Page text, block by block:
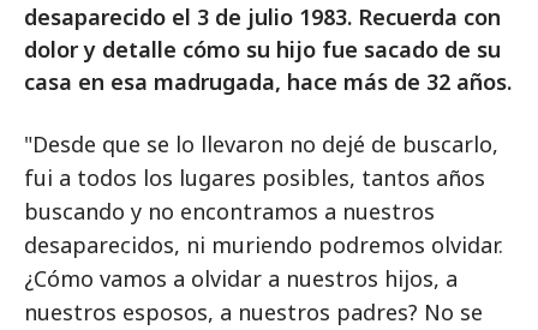
desaparecido el 3 de julio 1983. Recuerda con
dolor y detalle cómo su hijo fue sacado de su
casa en esa madrugada, hace más de 32 años.
"Desde que se lo llevaron no dejé de buscarlo,
fui a todos los lugares posibles, tantos años
buscando y no encontramos a nuestros
desaparecidos, ni muriendo podremos olvidar.
¿Cómo vamos a olvidar a nuestros hijos, a
nuestros esposos, a nuestros padres? No se